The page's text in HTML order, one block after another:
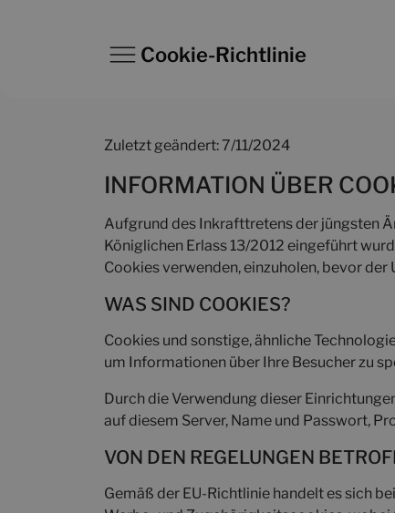
Cookie-Richtlinie
Zuletzt geändert: 7/11/2024
INFORMATION ÜBER
Aufgrund des Inkrafttretens der jüngsten
Königlichen Erlass 13/2012 eingeführt
Cookies verwenden, einzuholen, bevor der
WAS SIND COOKIES?
Cookies und sonstige, ähnliche
um Informationen über Ihre Besucher zu
Durch die Verwendung dieser
auf diesem Server, Name und Passwort,
VON DEN REGELUNGEN
Gemäß der EU-Richtlinie handelt es sich